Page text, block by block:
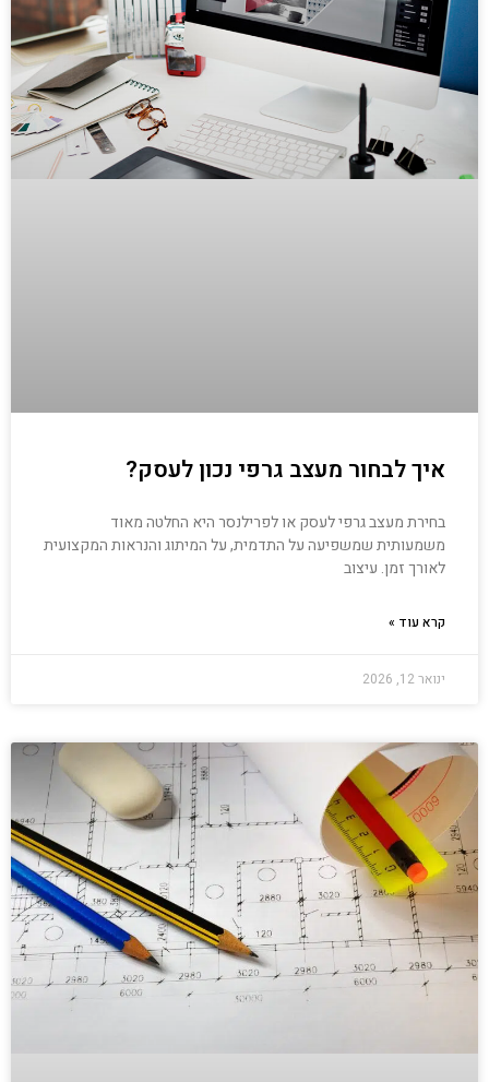
איך לבחור מעצב גרפי נכון לעסק?
בחירת מעצב גרפי לעסק או לפרילנסר היא החלטה מאוד
משמעותית שמשפיעה על התדמית, על המיתוג והנראות המקצועית
לאורך זמן. עיצוב
קרא עוד »
ינואר 12, 2026